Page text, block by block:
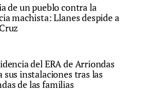
de un pueblo contra la
machista: Llanes despide a
del ERA de Arriondas
sus instalaciones tras las
de las familias